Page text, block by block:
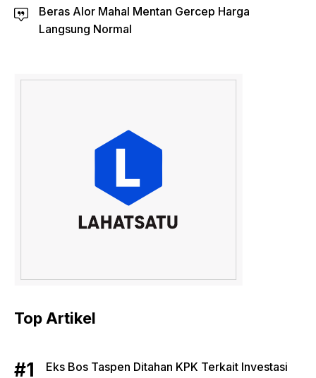
Beras Alor Mahal Mentan Gercep Harga
Langsung Normal
Top Artikel
Eks Bos Taspen Ditahan KPK Terkait Investasi